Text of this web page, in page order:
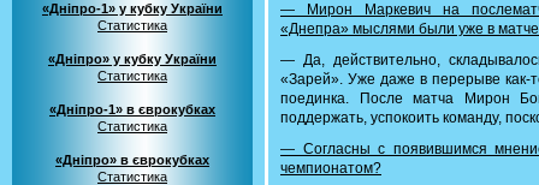
«Дніпро-1» у кубку України
Статистика
«Дніпро» у кубку України
Статистика
«Дніпро-1» в єврокубках
Статистика
«Дніпро» в єврокубках
Статистика
— Мирон Маркевич на
«Днепра» мыслями были уже в
— Да, действительно,
«Зарей». Уже даже в перерыве как-
поединка. После матча Мирон
поддержать, успокоить команду,
— Согласны с появившимся
чемпионатом?